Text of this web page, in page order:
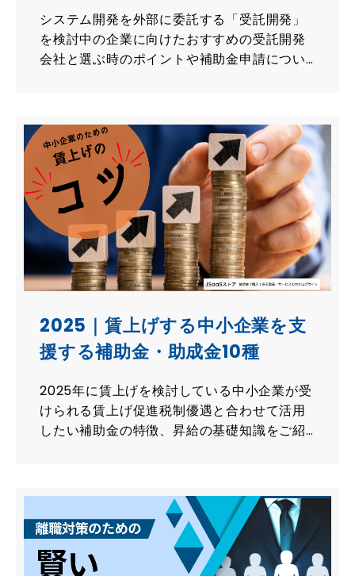
システム開発を外部に委託する「受託開発」
を検討中の企業に向けたおすすめの受託開発
会社と選ぶ時のポイントや補助金申請につい
2025｜賃上げする中小企業を支
援する補助金・助成金10種
2025年に賃上げを検討している中小企業が受
けられる賃上げ促進税制優遇と合わせて活用
したい補助金の特徴、昇給の基礎知識をご紹